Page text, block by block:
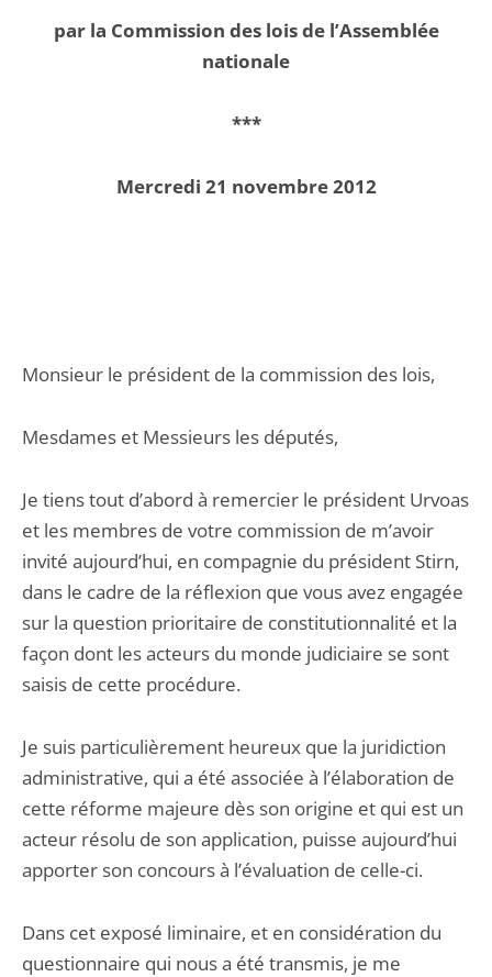
par la Commission des lois de l’Assemblée
nationale
***
Mercredi 21 novembre 2012
Monsieur le président de la commission des lois,
Mesdames et Messieurs les députés,
Je tiens tout d’abord à remercier le président Urvoas
et les membres de votre commission de m’avoir
invité aujourd’hui, en compagnie du président Stirn,
dans le cadre de la réflexion que vous avez engagée
sur la question prioritaire de constitutionnalité et la
façon dont les acteurs du monde judiciaire se sont
saisis de cette procédure.
Je suis particulièrement heureux que la juridiction
administrative, qui a été associée à l’élaboration de
cette réforme majeure dès son origine et qui est un
acteur résolu de son application, puisse aujourd’hui
apporter son concours à l’évaluation de celle-ci.
Dans cet exposé liminaire, et en considération du
questionnaire qui nous a été transmis, je me